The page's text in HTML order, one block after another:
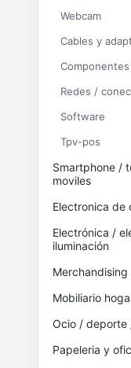
Webcam
Cables y
Redes /
Software
Tpv-pos
Smartphone / telefonos
moviles
Electronica
Electrónica / electricidad /
iluminación
Merchandising
Mobiliario
Ocio /
Papeleria y